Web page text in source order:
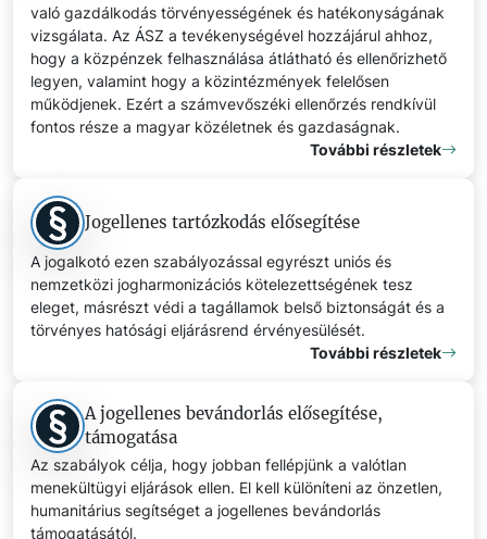
való gazdálkodás törvényességének és hatékonyságának
vizsgálata. Az ÁSZ a tevékenységével hozzájárul ahhoz,
hogy a közpénzek felhasználása átlátható és ellenőrizhető
legyen, valamint hogy a közintézmények felelősen
működjenek. Ezért a számvevőszéki ellenőrzés rendkívül
fontos része a magyar közéletnek és gazdaságnak.
További részletek
Jogellenes tartózkodás elősegítése
A jogalkotó ezen szabályozással egyrészt uniós és
nemzetközi jogharmonizációs kötelezettségének tesz
eleget, másrészt védi a tagállamok belső biztonságát és a
törvényes hatósági eljárásrend érvényesülését.
További részletek
A jogellenes bevándorlás elősegítése,
támogatása
Az szabályok célja, hogy jobban fellépjünk a valótlan
menekültügyi eljárások ellen. El kell különíteni az önzetlen,
humanitárius segítséget a jogellenes bevándorlás
támogatásától.